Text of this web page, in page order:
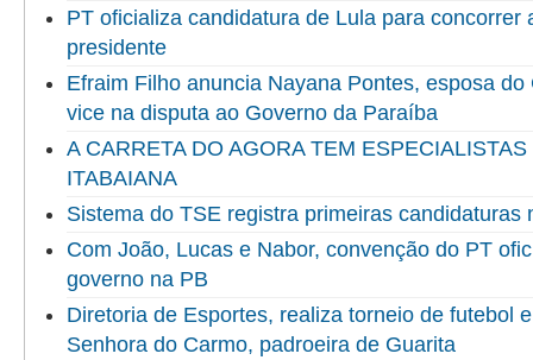
PT oficializa candidatura de Lula para concorrer
presidente
Efraim Filho anuncia Nayana Pontes, esposa
vice na disputa ao Governo da Paraíba
A CARRETA DO AGORA TEM
ITABAIANA
Sistema do TSE registra primeiras candidaturas
Com João, Lucas e Nabor, convenção do PT
governo na PB
Diretoria de Esportes, realiza torneio de futebol
Senhora do Carmo, padroeira de Guarita